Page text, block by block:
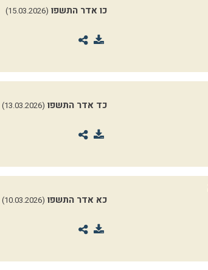
כו אדר התשפו (15.03.2026)
כד אדר התשפו (13.03.2026)
כא אדר התשפו (10.03.2026)